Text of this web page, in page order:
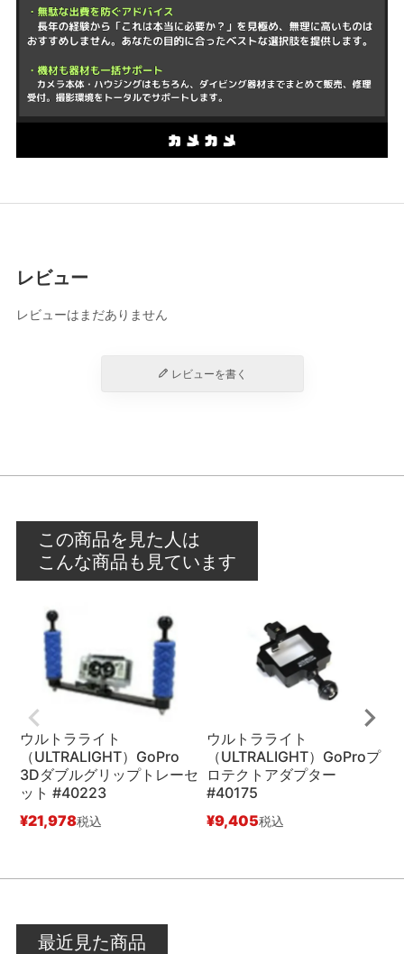
レビュー
レビューはまだありません
レビューを書く
この商品を見た人は
こんな商品も見ています
ウルトラライト
（ULTRALIGHT）GoPro
3Dダブルグリップトレーセ
ット #40223
¥21,978税込
ウルトラライト
（ULTRALIGHT）GoProプ
ロテクトアダプター
#40175
¥9,405税込
最近見た商品